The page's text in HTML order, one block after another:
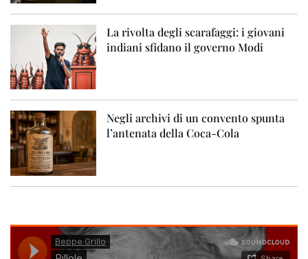
La rivolta degli scarafaggi: i giovani
indiani sfidano il governo Modi
Negli archivi di un convento spunta
l’antenata della Coca-Cola